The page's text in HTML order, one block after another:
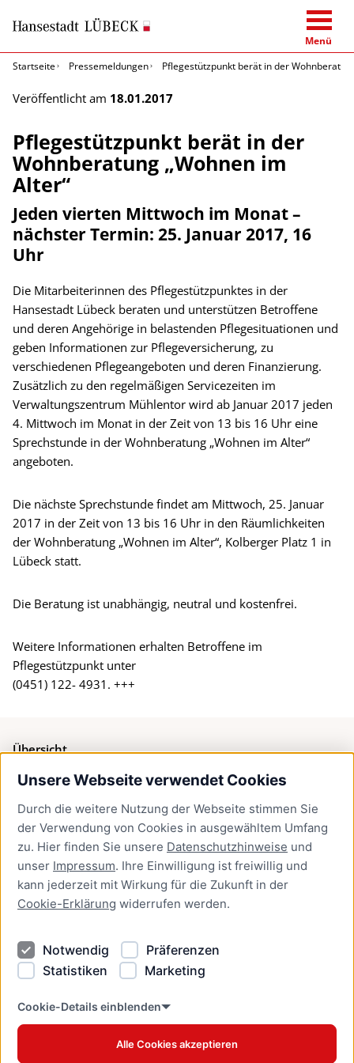
Unsere Webseite verwendet Cookies
Durch die weitere Nutzung der Webseite stimmen Sie
der Verwendung von Cookies in ausgewähltem Umfang
zu. Hier finden Sie unsere Datenschutzhinweise und
unser Impressum. Ihre Einwilligung ist freiwillig und
kann jederzeit mit Wirkung für die Zukunft in der
Cookie-Erklärung widerrufen werden.
Notwendig
Präferenzen
Statistiken
Marketing
Cookie-Details einblenden
Alle Cookies akzeptieren
Menü
Startseite
Pressemeldungen Pflegestützpunkt berät in der
Veröffentlicht am 18.01.2017
Pflegestützpunkt berät in der
Wohnberatung „Wohnen im
Alter“
Jeden vierten Mittwoch im Monat –
nächster Termin: 25. Januar 2017, 16
Uhr
Die Mitarbeiterinnen des Pflegestützpunktes in der
Hansestadt Lübeck beraten und unterstützen Betroffene
und deren Angehörige in belastenden Pflegesituationen und
geben Informationen zur Pflegeversicherung, zu
verschiedenen Pflegeangeboten und deren Finanzierung.
Zusätzlich zu den regelmäßigen Servicezeiten im
Verwaltungszentrum Mühlentor wird ab Januar 2017 jeden
4. Mittwoch im Monat in der Zeit von 13 bis 16 Uhr eine
Sprechstunde in der Wohnberatung „Wohnen im Alter“
angeboten.
Die nächste Sprechstunde findet am Mittwoch, 25. Januar
2017 in der Zeit von 13 bis 16 Uhr in den Räumlichkeiten
der Wohnberatung „Wohnen im Alter“, Kolberger Platz 1 in
Lübeck statt.
Die Beratung ist unabhängig, neutral und kostenfrei.
Weitere Informationen erhalten Betroffene im
Pflegestützpunkt unter
(0451) 122- 4931. +++
Übersicht
Bürgerservice
Presse
Newsletter Lübeck:kompakt
Kontakt
Kontakt
Datenschutzhinweise
Barrierefreiheit
Cookie Erklärung